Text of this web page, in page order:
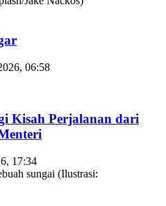
06:58
Kisah Perjalanan dari
17:34